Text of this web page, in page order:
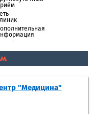
"Медицина"